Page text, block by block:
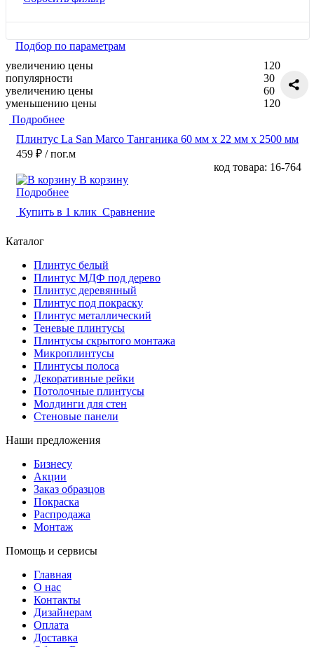
Подбор по параметрам
увеличению цены
популярности
увеличению цены
уменьшению цены
120
30
60
120
Подробнее
Плинтус La San Marco Танганика 60 мм х 22 мм х 2500 мм
459 ₽ / пог.м
код товара: 16-764
В корзину
Подробнее
Купить в 1 клик Сравнение
Каталог
Плинтус белый
Плинтус МДФ под дерево
Плинтус деревянный
Плинтус под покраску
Плинтус металлический
Теневые плинтусы
Плинтусы скрытого монтажа
Микроплинтусы
Плинтусы полоса
Декоративные рейки
Потолочные плинтусы
Молдинги для стен
Стеновые панели
Наши предложения
Бизнесу
Акции
Заказ образцов
Покраска
Распродажа
Монтаж
Помощь и сервисы
Главная
О нас
Контакты
Дизайнерам
Оплата
Доставка